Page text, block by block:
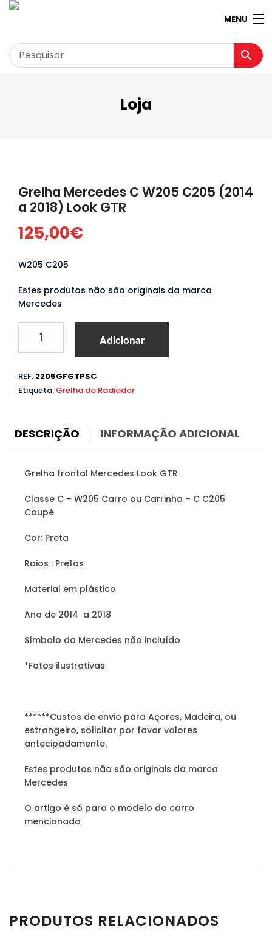
MENU
Garagem
Loja Virtual 360º
Loja
Grelha Mercedes C W205 C205 (2014
a 2018) Look GTR
125,00€
W205 C205
Estes produtos não são originais da marca
Mercedes
Grelha
C
W205
a
GTR
Adicionar
REF: 2205GFGTPSC
Etiqueta: Grelha do Radiador
DESCRIÇÃO INFORMAÇÃO ADICIONAL
Grelha frontal Mercedes Look GTR
Classe C – W205 Carro ou Carrinha – C C205
Coupé
Cor: Preta
Raios : Pretos
Material em plástico
Ano de 2014 a 2018
Símbolo da Mercedes não incluído
*Fotos ilustrativas
******Custos de envio para Açores, Madeira, ou
estrangeiro, solicitar por favor valores
antecipadamente.
Estes produtos não são originais da marca
Mercedes
O artigo é só para o modelo do carro
mencionado
PRODUTOS RELACIONADOS